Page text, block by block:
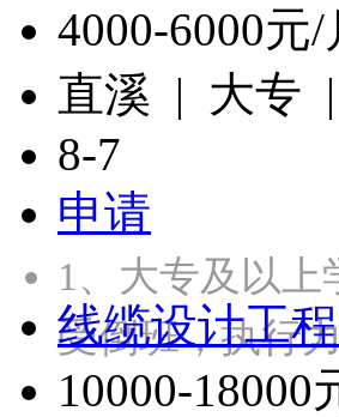
4000-6000元/
直溪 | 大专
8-7
申请
1、大专及以
受倒班，执行
线缆设计工
10000-18000